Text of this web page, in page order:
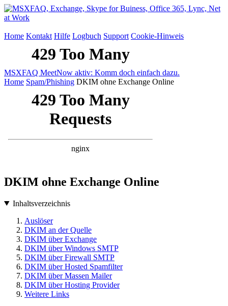
Home Kontakt Hilfe Logbuch Support Cookie-Hinweis
MSXFAQ MeetNow aktiv: Komm doch einfach dazu.
Home Spam/Phishing DKIM ohne Exchange Online
DKIM ohne Exchange Online
Inhaltsverzeichnis
Auslöser
DKIM an der Quelle
DKIM über Exchange
DKIM über Windows SMTP
DKIM über Firewall SMTP
DKIM über Hosted Spamfilter
DKIM über Massen Mailer
DKIM über Hosting Provider
Weitere Links